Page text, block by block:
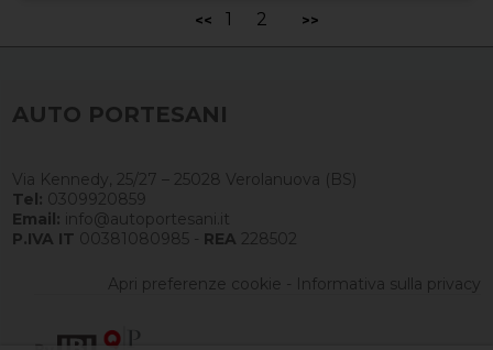
<< 1 2 >>
AUTO PORTESANI
Via Kennedy, 25/27 – 25028 Verolanuova (BS)
Tel: 0309920859
Email: info@autoportesani.it
P.IVA IT 00381080985 - REA 228502
Apri preferenze cookie - Informativa sulla privacy